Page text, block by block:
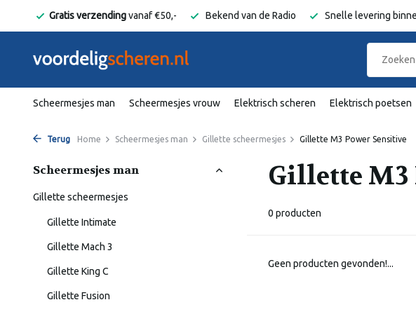
Gratis verzendingvanaf €50,- Bekend van de Radio Snelle levering
Scheermesjes man Scheermesjes vrouw Elektrisch scheren Elektrisch poetsen
Terug Home Scheermesjes man Gillette scheermesjes Gillette M3 Power Sensitive
Scheermesjes man
Gillette scheermesjes
Gillette Intimate
Gillette Mach 3
Gillette King C
Gillette Fusion
Gillette M3
0 producten
Geen producten gevonden!...